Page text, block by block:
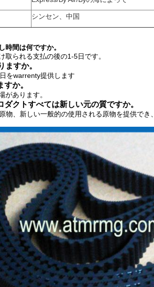
シンセン、中国
時間は何ですか。
取られる支払の後の1-5日です。
ますか。
をwarrenty提供します
か。
があります。
ダクトすべては新しい元の質ですか。
物、新しい一般的の使用される原物を提供でき、